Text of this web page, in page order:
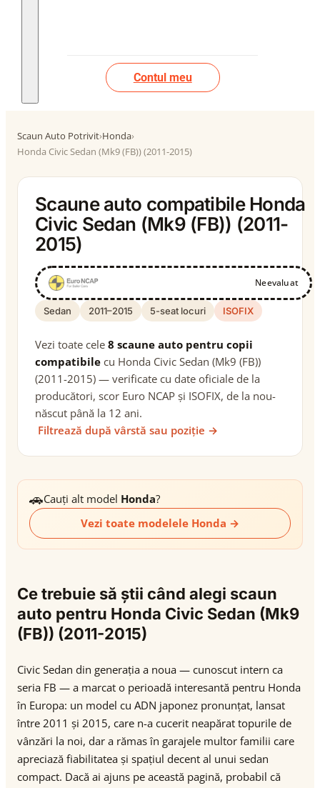
Contul meu
Scaun Auto Potrivit›Honda›
Honda Civic Sedan (Mk9 (FB)) (2011-2015)
Scaune auto compatibile Honda
Civic Sedan (Mk9 (FB)) (2011-
2015)
Neevaluat
Sedan 2011–2015 5-seat locuri ISOFIX
Vezi toate cele 8 scaune auto pentru copii
compatibile cu Honda Civic Sedan (Mk9 (FB))
(2011-2015) — verificate cu date oficiale de la
producători, scor Euro NCAP și ISOFIX, de la nou-
născut până la 12 ani.
Filtrează după vârstă sau poziție →
🚗Cauți alt model Honda?
Vezi toate modelele Honda →
Ce trebuie să știi când alegi scaun
auto pentru Honda Civic Sedan (Mk9
(FB)) (2011-2015)
Civic Sedan din generația a noua — cunoscut intern ca
seria FB — a marcat o perioadă interesantă pentru Honda
în Europa: un model cu ADN japonez pronunțat, lansat
între 2011 și 2015, care n-a cucerit neapărat topurile de
vânzări la noi, dar a rămas în garajele multor familii care
apreciază fiabilitatea și spațiul decent al unui sedan
compact. Dacă ai ajuns pe această pagină, probabil că